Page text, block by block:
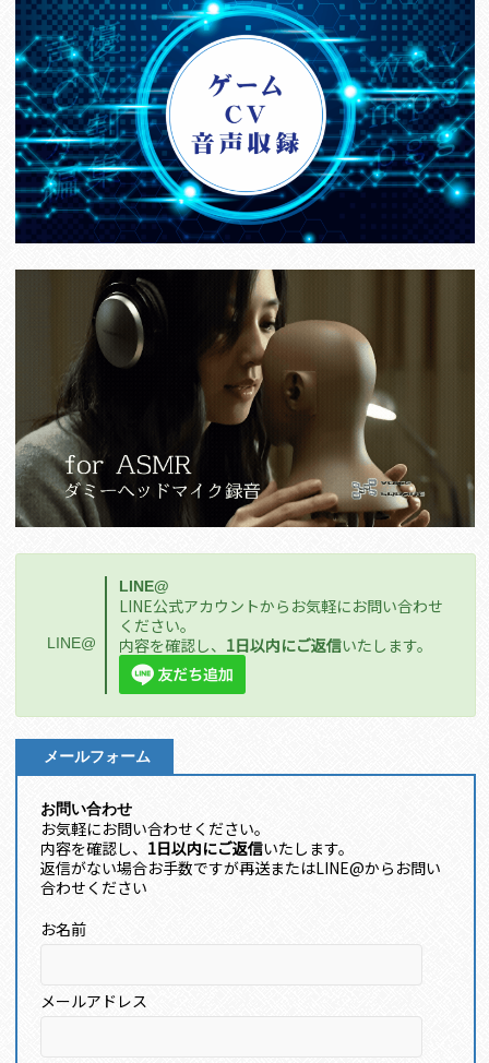
LINE@
LINE@
LINE公式アカウントからお気軽にお問い合わせ
ください。
内容を確認し、 1日以内にご返信いたします。
メールフォーム
お問い合わせ
お気軽にお問い合わせください。
内容を確認し、 1日以内にご返信いたします。
返信がない場合お手数ですが再送またはLINE@からお問い
合わせください
お名前
メールアドレス